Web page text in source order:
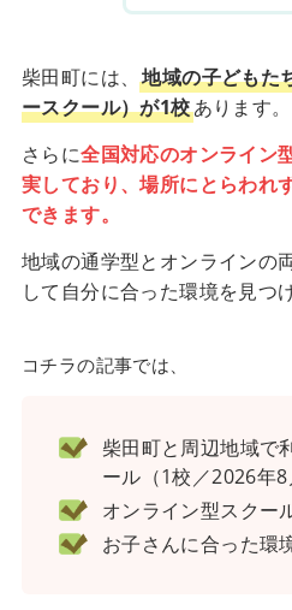
柴田町には、地域の子どもた
ースクール）が1校あります。
さらに全国対応のオンライン
実しており、場所にとらわれ
できます。
地域の通学型とオンラインの
して自分に合った環境を見つ
コチラの記事では、
柴田町と周辺地域で
ール（1校／2026年8
オンライン型スクー
お子さんに合った環